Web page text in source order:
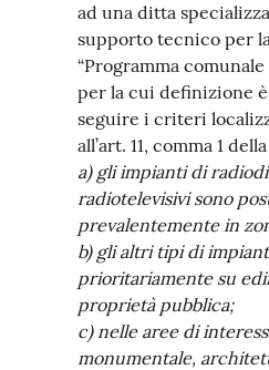
ad una ditta
supporto tecnico per
“Programma
per la cui definizione
seguire i criteri
all’art. 11, comma 1
a) gli impianti di
radiotelevisivi sono
prevalentemente in
b) gli altri tipi di
prioritariamente su
proprietà pubblica;
c) nelle aree di
monumentale,